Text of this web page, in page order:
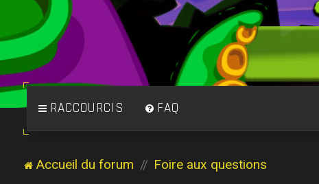
RACCOURCIS FAQ
Accueil du forum Foire aux questions